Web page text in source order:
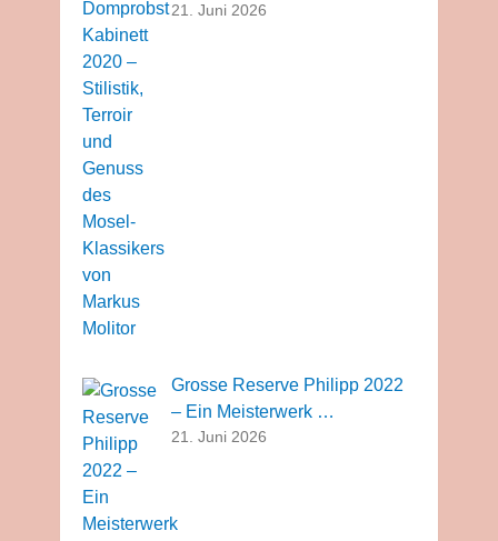
21. Juni 2026
Grosse Reserve Philipp 2022
– Ein Meisterwerk …
21. Juni 2026